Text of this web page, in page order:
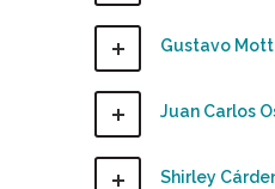
Gustavo
Juan Carlos
Shirley